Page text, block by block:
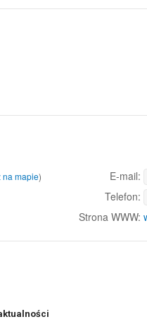
mapie) E-mail:
Telefon:
Strona WWW: